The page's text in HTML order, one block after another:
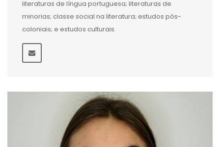
literaturas de língua portuguesa; literaturas de
minorias; classe social na literatura; estudos pós-
coloniais; e estudos culturais.